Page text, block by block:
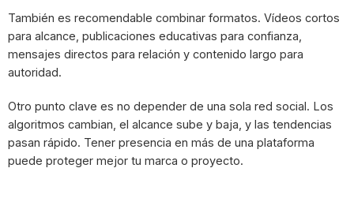
También es recomendable combinar formatos. Vídeos cortos
para alcance, publicaciones educativas para confianza,
mensajes directos para relación y contenido largo para
autoridad.
Otro punto clave es no depender de una sola red social. Los
algoritmos cambian, el alcance sube y baja, y las tendencias
pasan rápido. Tener presencia en más de una plataforma
puede proteger mejor tu marca o proyecto.